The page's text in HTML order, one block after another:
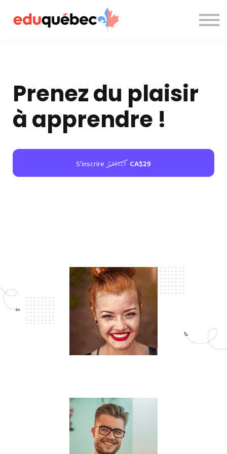
A propos de nous
Nous contacter
Prenez du plaisir
à apprendre !
S'inscrire CA$119 CA$29